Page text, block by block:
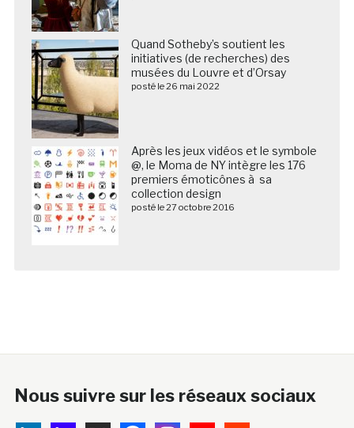
Quand Sotheby’s soutient les
initiatives (de recherches) des
musées du Louvre et d’Orsay
posté le 26 mai 2022
Après les jeux vidéos et le symbole
@, le Moma de NY intègre les 176
premiers émoticônes à sa
collection design
posté le 27 octobre 2016
Nous suivre sur les réseaux sociaux